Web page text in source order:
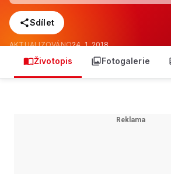
Sdílet
AKTUALIZOVÁNO24. 1. 2018
Životopis Fotogalerie